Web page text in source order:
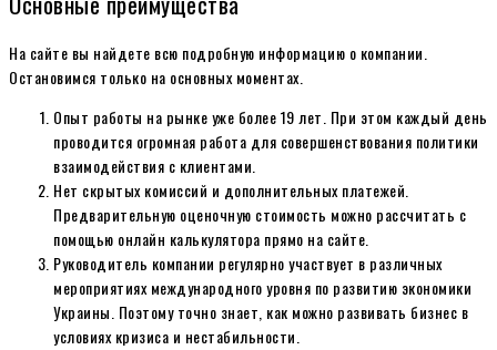
На сайте вы найдете всю подробную информацию о компании.
Остановимся только на основных моментах.
Опыт работы на рынке уже более 19 лет. При этом каждый день
проводится огромная работа для совершенствования политики
взаимодействия с клиентами.
Нет скрытых комиссий и дополнительных платежей.
Предварительную оценочную стоимость можно рассчитать с
помощью онлайн калькулятора прямо на сайте.
Руководитель компании регулярно участвует в различных
мероприятиях международного уровня по развитию экономики
Украины. Поэтому точно знает, как можно развивать бизнес в
условиях кризиса и нестабильности.